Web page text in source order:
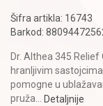
Šifra artikla: 16743
Barkod:
Dr. Althea 345
hranljivim
pomogne u
pruža
Detaljnije